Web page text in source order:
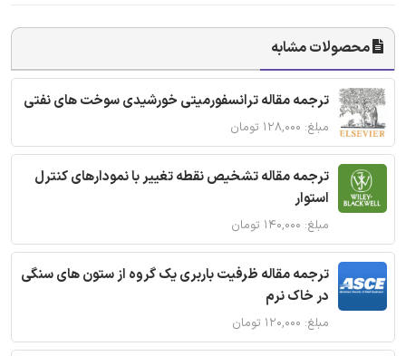
محصولات مشابه
ترجمه مقاله ترانسفورمیتی خورشیدی سوخت های نفتی
مبلغ: ۱۲۸,۰۰۰ تومان
ترجمه مقاله تشخیص نقطه تغییر با نمودارهای کنترل
استوار
مبلغ: ۱۴۰,۰۰۰ تومان
ترجمه مقاله ظرفیت باربری یک گروه از ستون های سنگی
در خاک نرم
مبلغ: ۱۲۰,۰۰۰ تومان